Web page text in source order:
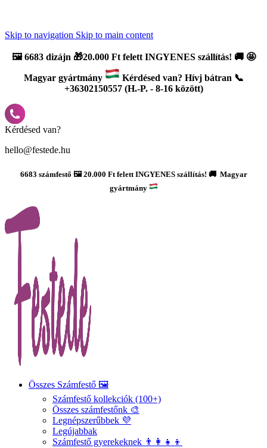
Skip to navigation Skip to main content
🖼️6683 dizájn 🎁20.000 Ft felett INGYENES szállítás! 🚚 🤩
Magyar gyártmány
Kérdésed van? Hívj bátran 📞
+36302150557 (H.-P. - 8-16 között)
Kérdésed van?
hello@festede.hu
6683 számfestő 🖼️ 20.000 Ft felett INGYENES szállítás! 🚚 Magyar
gyártmány
Összes Számfestő 🖼️
Számfestő kollekciók (100+)
Összes számfestőnk 🎨
Legnépszerűbbek 💜
Legújabbak
Számfestő gyerekeknek 👨‍👩‍👧‍👦